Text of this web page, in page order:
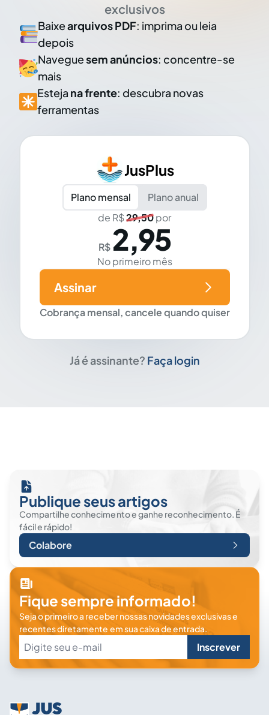
exclusivos
Baixearquivos PDF: imprima ou leia
depois
Naveguesem anúncios: concentre-se
mais
Esteja na frente: descubra novas
ferramentas
JusPlus
Plano mensal
Plano anual
de R$29,50por
R$ 2,95
No primeiro mês
Cobrança mensal, cancele quando quiser
Assinar
Já é assinante? Faça login
Publique seus artigos
Compartilhe conhecimento e ganhe reconhecimento. É
fácil e rápido!
Colabore
Fique sempre informado!
Seja o primeiro a receber nossas novidades exclusivas e
recentes diretamente em sua caixa de entrada.
Inscrever